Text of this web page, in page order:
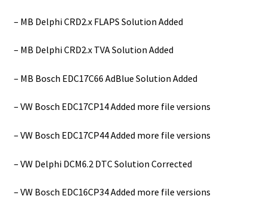
– MB Delphi CRD2.x FLAPS Solution Added
– MB Delphi CRD2.x TVA Solution Added
– MB Bosch EDC17C66 AdBlue Solution Added
– VW Bosch EDC17CP14 Added more file versions
– VW Bosch EDC17CP44 Added more file versions
– VW Delphi DCM6.2 DTC Solution Corrected
– VW Bosch EDC16CP34 Added more file versions